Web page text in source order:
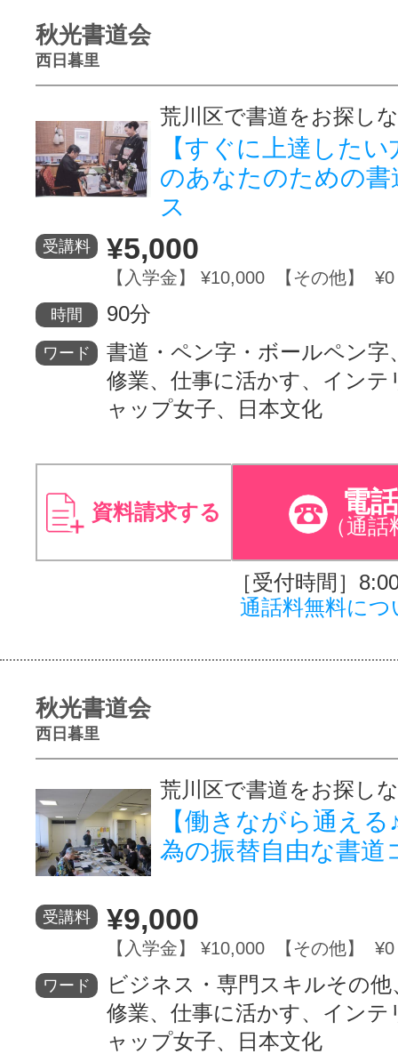
秋光書道会
西日暮里
荒川区で書道をお探し
【すぐに上達した
のあなたのための書
ス
受講料 ¥5,000
【入学金】 ¥10,000 【その他】 ¥0
時間 90分
ワード
書道・ペン字・ボールペン字
修業、仕事に活かす、インテ
ャップ女子、日本文化
資料請求する 電
（通話
［受付時間］
通話料無料につ
秋光書道会
西日暮里
荒川区で書道をお探し
【働きながら通え
為の振替自由な書
受講料 ¥9,000
【入学金】 ¥10,000 【その他】 ¥0
ワード
ビジネス・専門スキルその他
修業、仕事に活かす、インテ
ャップ女子、日本文化